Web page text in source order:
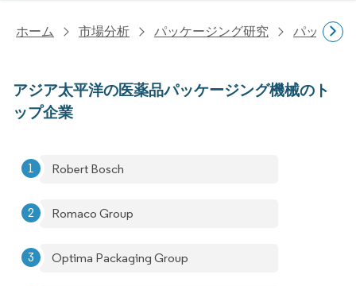
ホーム 市場分析 パッケージング研究 パッケー
アジア太平洋の医薬品パッケージング機械のト
ップ企業
Robert Bosch
Romaco Group
Optima Packaging Group